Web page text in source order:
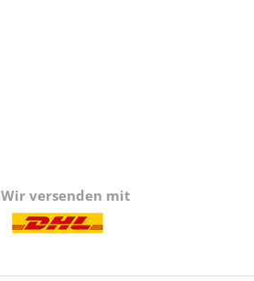
Wir versenden mit